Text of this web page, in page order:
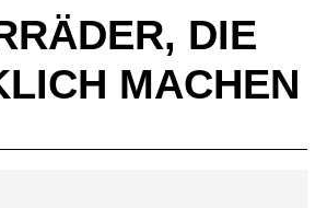
DIE
MACHEN